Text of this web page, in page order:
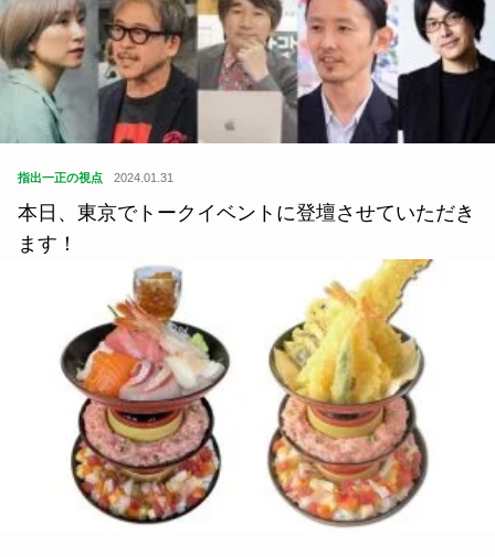
指出一正の視点 2024.01.31
本日、東京でトークイベントに登壇させていただき
ます！